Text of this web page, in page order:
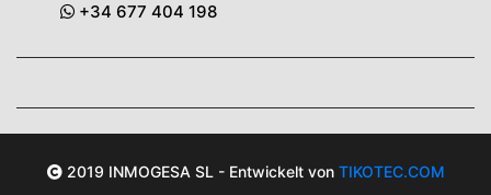
+34 677 404 198
2019 INMOGESA SL - Entwickelt von TIKOTEC.COM